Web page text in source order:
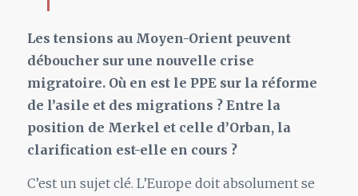
Les tensions au Moyen-Orient peuvent
déboucher sur une nouvelle crise
migratoire. Où en est le PPE sur la réforme
de l’asile et des migrations ? Entre la
position de Merkel et celle d’Orban, la
clarification est-elle en cours ?
C’est un sujet clé. L’Europe doit absolument se